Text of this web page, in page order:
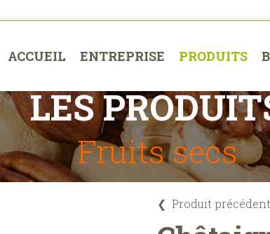
ACCUEIL ENTREPRISE PRODUITS
LES
Fruits secs
❮ Produit précédent